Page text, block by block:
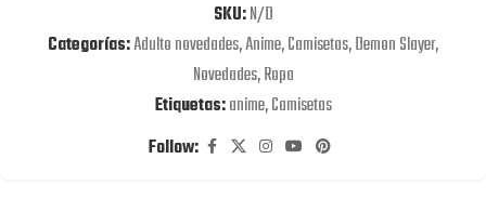
SKU:N/D
Categorías:Adulto novedades,Anime,Camisetas,Demon Slayer,
Novedades,Ropa
Etiquetas:anime,Camisetas
Follow: